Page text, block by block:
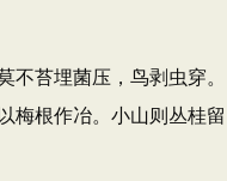
苔埋菌压，鸟剥虫穿。
梅根作冶。小山则丛桂留